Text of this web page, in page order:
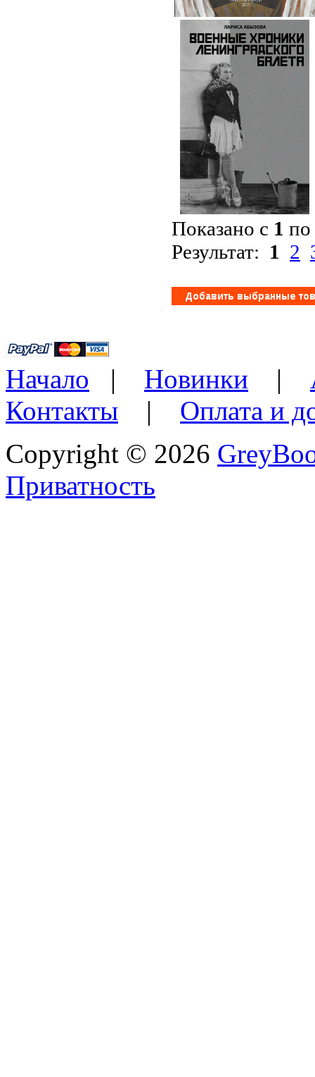
Показано с 1 по
Результат: 1 2
Начало | Новинки |
Контакты | Оплата и
Copyright © 2026
Приватность